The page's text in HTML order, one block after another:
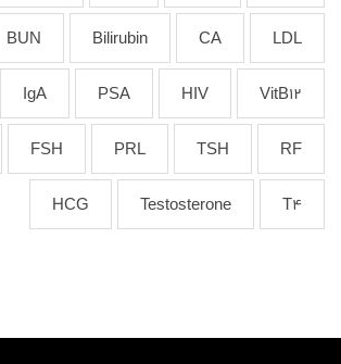
LDL
CA
Bilirubin
BUN
VitB12
HIV
PSA
IgA
RF
TSH
PRL
FSH
T4
Testosterone
HCG